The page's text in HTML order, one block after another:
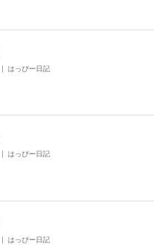
はっぴー日記
はっぴー日記
はっぴー日記